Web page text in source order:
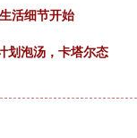
活细节开始
划泡汤，卡塔尔态